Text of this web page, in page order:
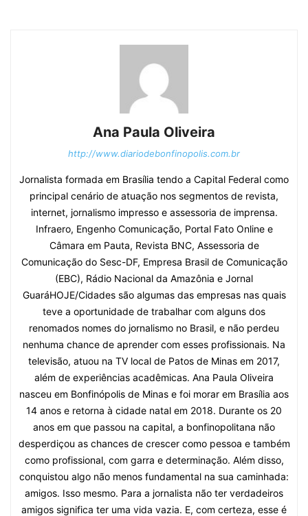
Ana Paula Oliveira
http://www.diariodebonfinopolis.com.br
Jornalista formada em Brasília tendo a Capital Federal como
principal cenário de atuação nos segmentos de revista,
internet, jornalismo impresso e assessoria de imprensa.
Infraero, Engenho Comunicação, Portal Fato Online e
Câmara em Pauta, Revista BNC, Assessoria de
Comunicação do Sesc-DF, Empresa Brasil de Comunicação
(EBC), Rádio Nacional da Amazônia e Jornal
GuaráHOJE/Cidades são algumas das empresas nas quais
teve a oportunidade de trabalhar com alguns dos
renomados nomes do jornalismo no Brasil, e não perdeu
nenhuma chance de aprender com esses profissionais. Na
televisão, atuou na TV local de Patos de Minas em 2017,
além de experiências acadêmicas. Ana Paula Oliveira
nasceu em Bonfinópolis de Minas e foi morar em Brasília aos
14 anos e retorna à cidade natal em 2018. Durante os 20
anos em que passou na capital, a bonfinopolitana não
desperdiçou as chances de crescer como pessoa e também
como profissional, com garra e determinação. Além disso,
conquistou algo não menos fundamental na sua caminhada:
amigos. Isso mesmo. Para a jornalista não ter verdadeiros
amigos significa ter uma vida vazia. E, com certeza, esse é